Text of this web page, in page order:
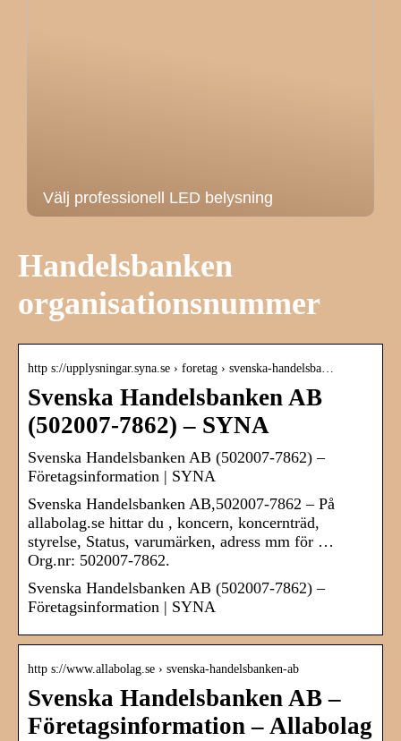
Välj professionell LED belysning
Handelsbanken
organisationsnummer
http s://upplysningar.syna.se › foretag › svenska-handelsba…
Svenska Handelsbanken AB
(502007-7862) – SYNA
Svenska Handelsbanken AB (502007-7862) –
Företagsinformation | SYNA
Svenska Handelsbanken AB,502007-7862 – På
allabolag.se hittar du , koncern, koncernträd,
styrelse, Status, varumärken, adress mm för …
Org.nr: 502007-7862.
Svenska Handelsbanken AB (502007-7862) –
Företagsinformation | SYNA
http s://www.allabolag.se › svenska-handelsbanken-ab
Svenska Handelsbanken AB –
Företagsinformation – Allabolag